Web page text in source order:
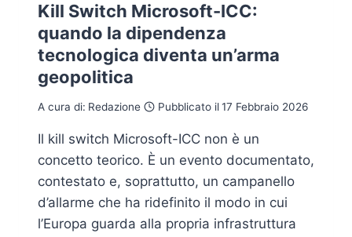
Kill Switch Microsoft-ICC:
quando la dipendenza
tecnologica diventa un’arma
geopolitica
A cura di: Redazione Pubblicato il17 Febbraio 2026
Il kill switch Microsoft-ICC non è un
concetto teorico. È un evento documentato,
contestato e, soprattutto, un campanello
d’allarme che ha ridefinito il modo in cui
l’Europa guarda alla propria infrastruttura